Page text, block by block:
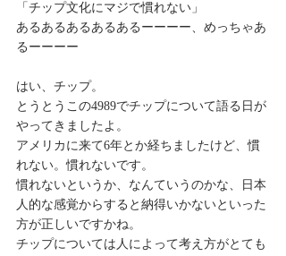
「チップ文化にマジで慣れない」
あるあるあるあるあるーーーー、めっちゃあ
るーーーー
はい、チップ。
とうとうこの4989でチップについて語る日が
やってきましたよ。
アメリカに来て6年とか経ちましたけど、慣
れない。慣れないです。
慣れないというか、なんていうのかな、日本
人的な感覚からすると納得いかないといった
方が正しいですかね。
チップについては人によって考え方がとても